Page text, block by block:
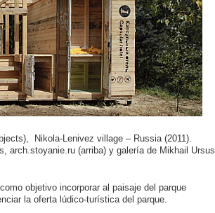
Nikola-Lenivez village – Russia (2011).
arch.stoyanie.ru (arriba) y galería de Mikhail Ursus
objetivo incorporar al paisaje del parque
la oferta lúdico-turística del parque.